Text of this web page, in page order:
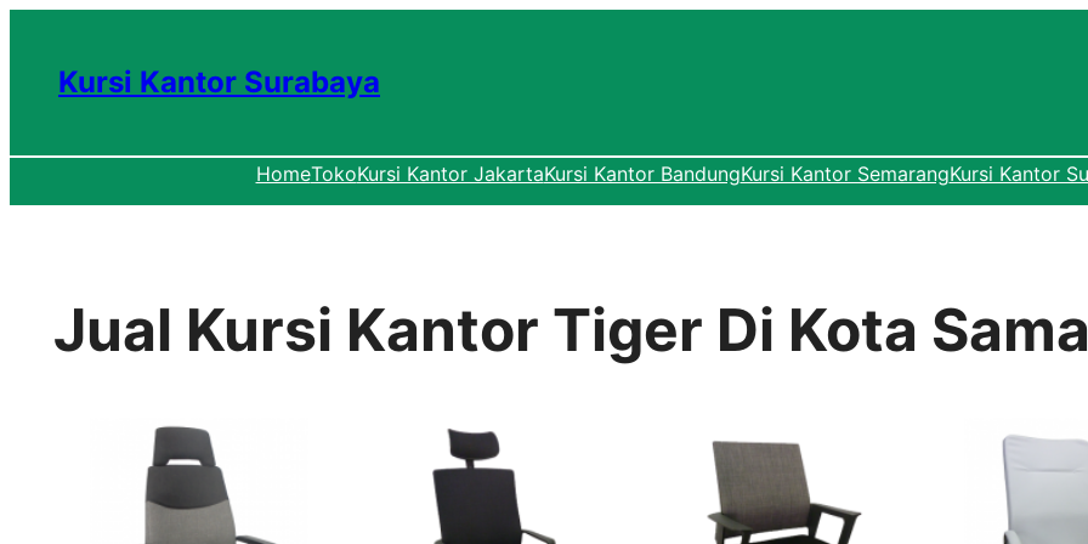
Kursi Kantor Surabaya
HomeTokoKursi Kantor JakartaKursi Kantor BandungKursi Kantor SemarangKursi Kantor
Jual Kursi Kantor Tiger Di Kota